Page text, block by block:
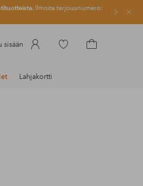
Ilmoita tarjousnumero:
Sulje
sisään
Siirry
Lahjakortti